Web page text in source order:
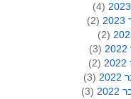
(4)
(2)
(2)
(3)
(2)
(3)
(3)